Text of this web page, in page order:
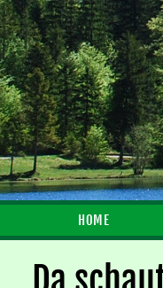
HOME